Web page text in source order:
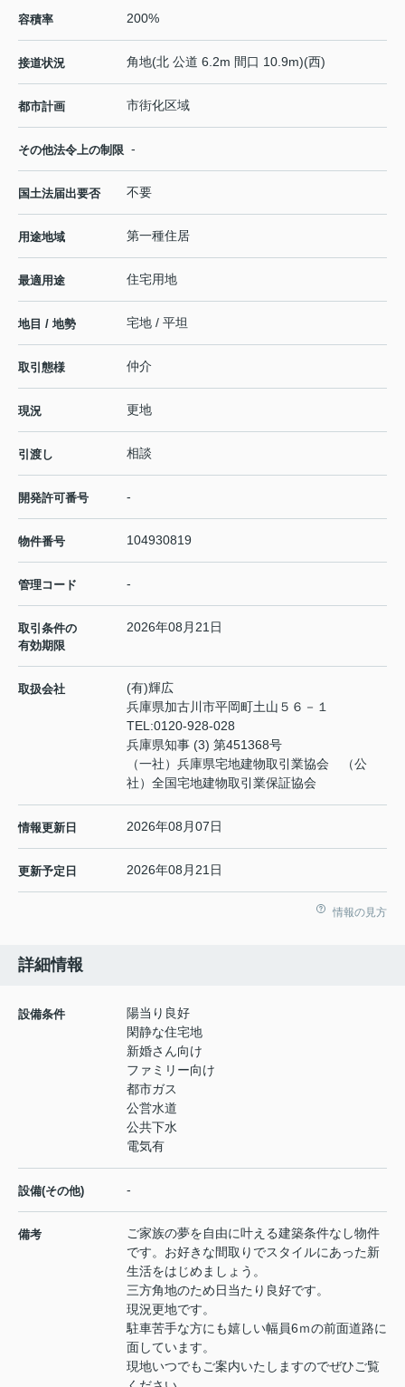
容積率 200%
接道状況 角地(北 公道 6.2m 間口 10.9m)(西)
都市計画 市街化区域
その他法令上の制限 -
国土法届出要否 不要
用途地域 第一種住居
最適用途 住宅用地
地目 / 地勢 宅地 / 平坦
取引態様 仲介
現況 更地
引渡し 相談
開発許可番号 -
物件番号 104930819
管理コード -
取引条件の
有効期限
2026年08月21日
取扱会社
(有)輝広
兵庫県加古川市平岡町土山５６－１
TEL:0120-928-028
兵庫県知事 (3) 第451368号
（一社）兵庫県宅地建物取引業協会 （公
社）全国宅地建物取引業保証協会
情報更新日 2026年08月07日
更新予定日 2026年08月21日
情報の見方
詳細情報
設備条件
陽当り良好
閑静な住宅地
新婚さん向け
ファミリー向け
都市ガス
公営水道
公共下水
電気有
設備(その他) -
備考
ご家族の夢を自由に叶える建築条件なし物件
です。お好きな間取りでスタイルにあった新
生活をはじめましょう。
三方角地のため日当たり良好です。
現況更地です。
駐車苦手な方にも嬉しい幅員6ｍの前面道路に
面しています。
現地いつでもご案内いたしますのでぜひご覧